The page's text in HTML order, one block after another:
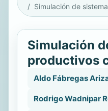
Simulación
productivos
Aldo Fábregas
Rodrigo Wadnipar